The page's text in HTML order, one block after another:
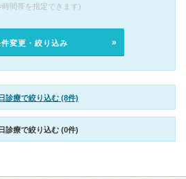
時間帯を指定できます)
件変更・絞り込み
診療で絞り込む (8件)
診療で絞り込む (0件)